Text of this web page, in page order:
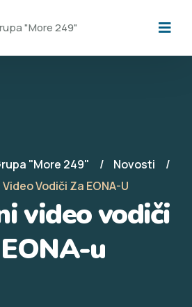
"More 249"
Novosti
Vodiči Za EONA-U
video vodiči
u